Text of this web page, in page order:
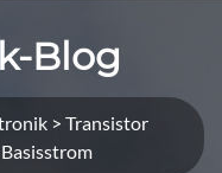
Blog
> Transistor